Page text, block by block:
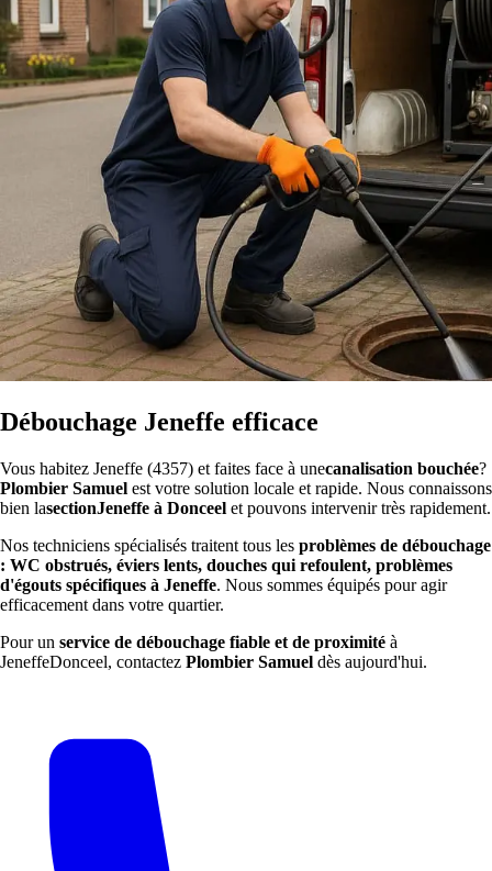
Débouchage Jeneffe efficace
Vous habitez Jeneffe (4357) et faites face à unecanalisation bouchée?
Plombier Samuel est votre solution locale et rapide. Nous connaissons
bien lasectionJeneffe à Donceel et pouvons intervenir très rapidement.
Nos techniciens spécialisés traitent tous les problèmes de débouchage
: WC obstrués, éviers lents, douches qui refoulent, problèmes
d'égouts spécifiques à Jeneffe. Nous sommes équipés pour agir
efficacement dans votre quartier.
Pour un service de débouchage fiable et de proximité à
JeneffeDonceel, contactez Plombier Samuel dès aujourd'hui.